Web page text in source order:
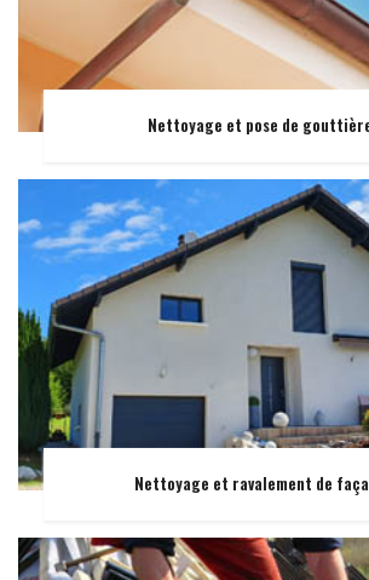
Nettoyage et pose de
Nettoyage et ravalement de